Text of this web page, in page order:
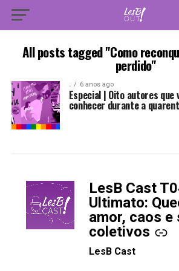
All posts tagged "Como
perdido"
. 6 anos ago
Especial | Oito autores que
conhecer durante a
LesB Cast
Ultimato:
amor, caos e
coletivos
-
LesB Cast